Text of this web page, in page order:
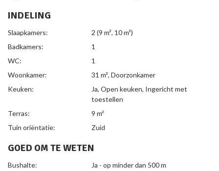
INDELING
Slaapkamers: 2 (9 m², 10 m²)
Badkamers:
1
WC:
1
Woonkamer:
31 m², Doorzonkamer
Keuken:
Ja, Open keuken, Ingericht met
toestellen
Terras:
9 m²
Tuin oriëntatie:
Zuid
GOED OM TE WETEN
Bushalte:
Ja - op minder dan 500 m